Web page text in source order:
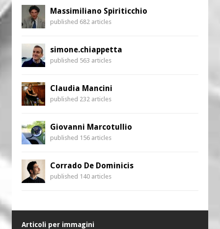
Massimiliano Spiriticchio
published 682 articles
simone.chiappetta
published 563 articles
Claudia Mancini
published 232 articles
Giovanni Marcotullio
published 156 articles
Corrado De Dominicis
published 140 articles
Articoli per immagini